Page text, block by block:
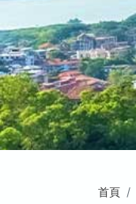
首頁